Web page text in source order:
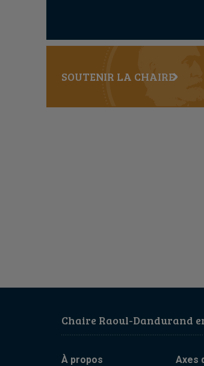
SOUTENIR LA CHAIRE
Chaire Raoul-Dandurand
À propos Axes